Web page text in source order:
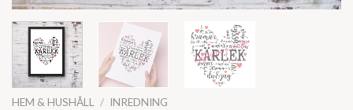
HEM & HUSHÅLL / INREDNING